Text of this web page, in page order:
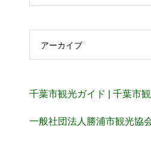
アーカイブ
千葉市観光ガイド | 千葉市
一般社団法人勝浦市観光協